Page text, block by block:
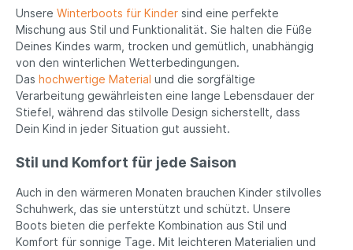
Unsere Winterboots für Kinder sind eine perfekte
Mischung aus Stil und Funktionalität. Sie halten die Füße
Deines Kindes warm, trocken und gemütlich, unabhängig
von den winterlichen Wetterbedingungen.
Das hochwertige Material und die sorgfältige
Verarbeitung gewährleisten eine lange Lebensdauer der
Stiefel, während das stilvolle Design sicherstellt, dass
Dein Kind in jeder Situation gut aussieht.
Stil und Komfort für jede Saison
Auch in den wärmeren Monaten brauchen Kinder stilvolles
Schuhwerk, das sie unterstützt und schützt. Unsere
Boots bieten die perfekte Kombination aus Stil und
Komfort für sonnige Tage. Mit leichteren Materialien und